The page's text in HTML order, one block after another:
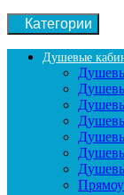
Категории
Душевые